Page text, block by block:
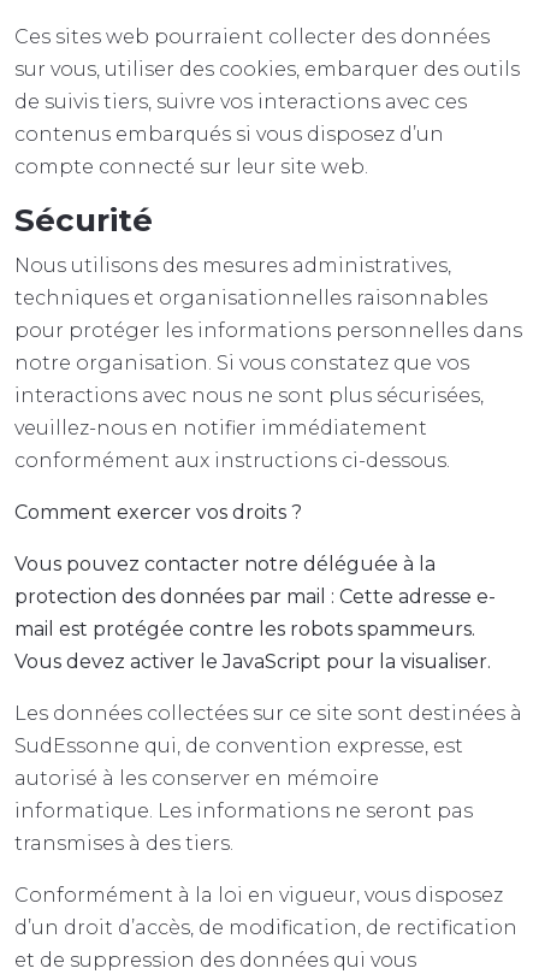
Ces sites web pourraient collecter des données
sur vous, utiliser des cookies, embarquer des outils
de suivis tiers, suivre vos interactions avec ces
contenus embarqués si vous disposez d’un
compte connecté sur leur site web.
Sécurité
Nous utilisons des mesures administratives,
techniques et organisationnelles raisonnables
pour protéger les informations personnelles dans
notre organisation. Si vous constatez que vos
interactions avec nous ne sont plus sécurisées,
veuillez-nous en notifier immédiatement
conformément aux instructions ci-dessous.
Comment exercer vos droits ?
Vous pouvez contacter notre déléguée à la
protection des données par mail : Cette adresse e-
mail est protégée contre les robots spammeurs.
Vous devez activer le JavaScript pour la visualiser.
Les données collectées sur ce site sont destinées à
SudEssonne qui, de convention expresse, est
autorisé à les conserver en mémoire
informatique. Les informations ne seront pas
transmises à des tiers.
Conformément à la loi en vigueur, vous disposez
d’un droit d’accès, de modification, de rectification
et de suppression des données qui vous